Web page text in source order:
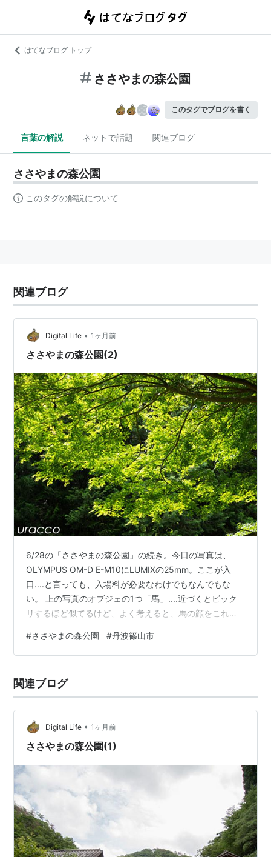
はてなブログ トップ
ささやまの森公園
このタグでブログを書く
言葉の解説 ネットで話題 関連ブログ
ささやまの森公園
このタグの解説について
関連ブログ
Digital Life • 1ヶ月前
ささやまの森公園(2)
6/28の「ささやまの森公園」の続き。今日の写真は、
OLYMPUS OM-D E-M10にLUMIXの25mm。ここが入
口....と言っても、入場料が必要なわけでもなんでもな
い。 上の写真のオブジェの1つ「馬」....近づくとビック
リするほど似てるけど、よく考えると、馬の顔をこれほ
わからないだろうけど「黒龍」....これまたビックリする
ほどそれらしく見えるけど、こちらは遠目にすら本物を
するとホントに水が出てきた。 見たままの水車.... マムシ
グサかな?? ツヤツヤで綺麗だったんで....…
#ささやまの森公園 #丹波篠山市
関連ブログ
Digital Life • 1ヶ月前
ささやまの森公園(1)